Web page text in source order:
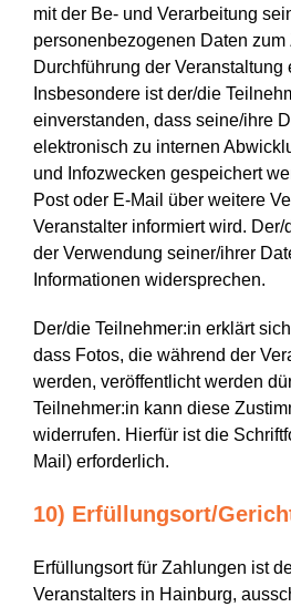
mit der Be- und Verarbeitung
personenbezogenen Daten zum
Durchführung der Veranstaltung
Insbesondere ist der/die
einverstanden, dass seine/ihre
elektronisch zu internen
und Infozwecken gespeichert
Post oder E-Mail über weitere
Veranstalter informiert wird.
der Verwendung seiner/ihrer
Informationen widersprechen.
Der/die Teilnehmer:in erklärt
dass Fotos, die während der
werden, veröffentlicht werden
Teilnehmer:in kann diese
widerrufen. Hierfür ist die
Mail) erforderlich.
10) Erfüllungsort/
Erfüllungsort für Zahlungen ist
Veranstalters in Hainburg,